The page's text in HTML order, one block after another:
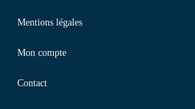
Mentions légales
Mon compte
Contact